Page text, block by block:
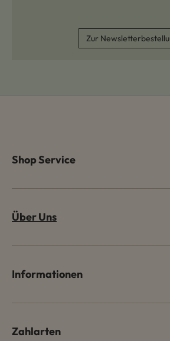
Zur
Shop Service
Über Uns
Informationen
Zahlarten